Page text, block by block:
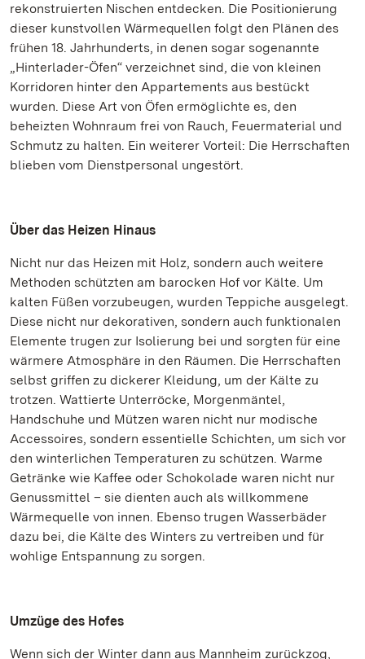
rekonstruierten Nischen entdecken. Die Positionierung
dieser kunstvollen Wärmequellen folgt den Plänen des
frühen 18. Jahrhunderts, in denen sogar sogenannte
„Hinterlader-Öfen“ verzeichnet sind, die von kleinen
Korridoren hinter den Appartements aus bestückt
wurden. Diese Art von Öfen ermöglichte es, den
beheizten Wohnraum frei von Rauch, Feuermaterial und
Schmutz zu halten. Ein weiterer Vorteil: Die Herrschaften
blieben vom Dienstpersonal ungestört.
Über das Heizen Hinaus
Nicht nur das Heizen mit Holz, sondern auch weitere
Methoden schützten am barocken Hof vor Kälte. Um
kalten Füßen vorzubeugen, wurden Teppiche ausgelegt.
Diese nicht nur dekorativen, sondern auch funktionalen
Elemente trugen zur Isolierung bei und sorgten für eine
wärmere Atmosphäre in den Räumen. Die Herrschaften
selbst griffen zu dickerer Kleidung, um der Kälte zu
trotzen. Wattierte Unterröcke, Morgenmäntel,
Handschuhe und Mützen waren nicht nur modische
Accessoires, sondern essentielle Schichten, um sich vor
den winterlichen Temperaturen zu schützen. Warme
Getränke wie Kaffee oder Schokolade waren nicht nur
Genussmittel – sie dienten auch als willkommene
Wärmequelle von innen. Ebenso trugen Wasserbäder
dazu bei, die Kälte des Winters zu vertreiben und für
wohlige Entspannung zu sorgen.
Umzüge des Hofes
Wenn sich der Winter dann aus Mannheim zurückzog,